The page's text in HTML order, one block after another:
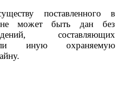
поставленного в
не может быть дан без
составляющих
иную охраняемую